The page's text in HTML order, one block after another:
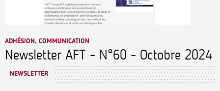
ADHÉSION, COMMUNICATION
Newsletter AFT - N°60 - Octobre 2024
NEWSLETTER